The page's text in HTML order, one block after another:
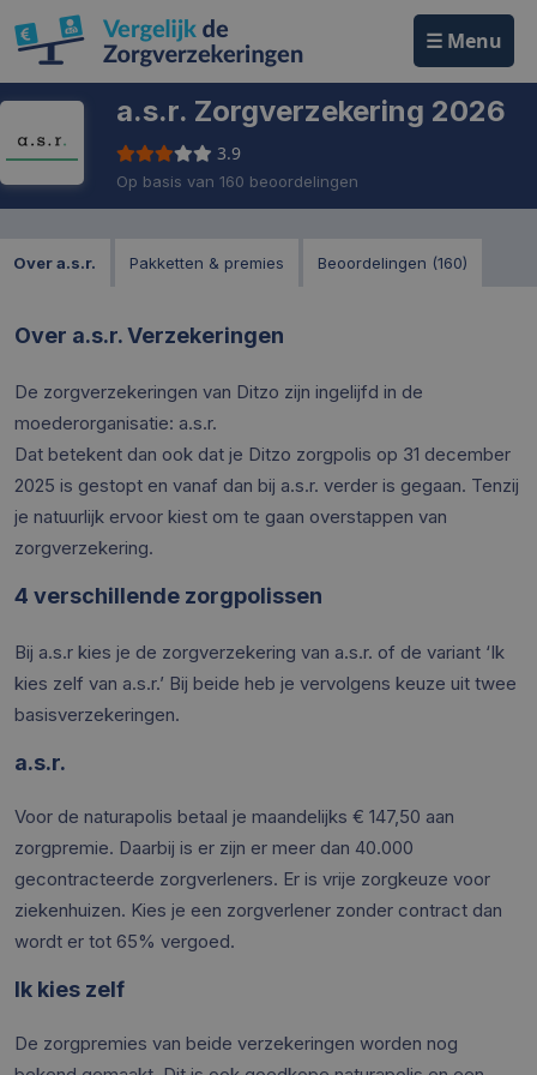
☰ Menu
a.s.r. Zorgverzekering 2026
3.9
Op basis van 160 beoordelingen
Over a.s.r. Pakketten & premies Beoordelingen (160)
Over a.s.r. Verzekeringen
De zorgverzekeringen van Ditzo zijn ingelijfd in de
moederorganisatie: a.s.r.
Dat betekent dan ook dat je Ditzo zorgpolis op 31 december
2025 is gestopt en vanaf dan bij a.s.r. verder is gegaan. Tenzij
je natuurlijk ervoor kiest om te gaan overstappen van
zorgverzekering.
4 verschillende zorgpolissen
Bij a.s.r kies je de zorgverzekering van a.s.r. of de variant ‘Ik
kies zelf van a.s.r.’ Bij beide heb je vervolgens keuze uit twee
basisverzekeringen.
a.s.r.
Voor de naturapolis betaal je maandelijks € 147,50 aan
zorgpremie. Daarbij is er zijn er meer dan 40.000
gecontracteerde zorgverleners. Er is vrije zorgkeuze voor
ziekenhuizen. Kies je een zorgverlener zonder contract dan
wordt er tot 65% vergoed.
Ik kies zelf
De zorgpremies van beide verzekeringen worden nog